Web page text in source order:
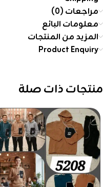
مراجعات (0)
معلومات البائع
المزيد من المنتجات
Product Enquiry
منتجات ذات صلة